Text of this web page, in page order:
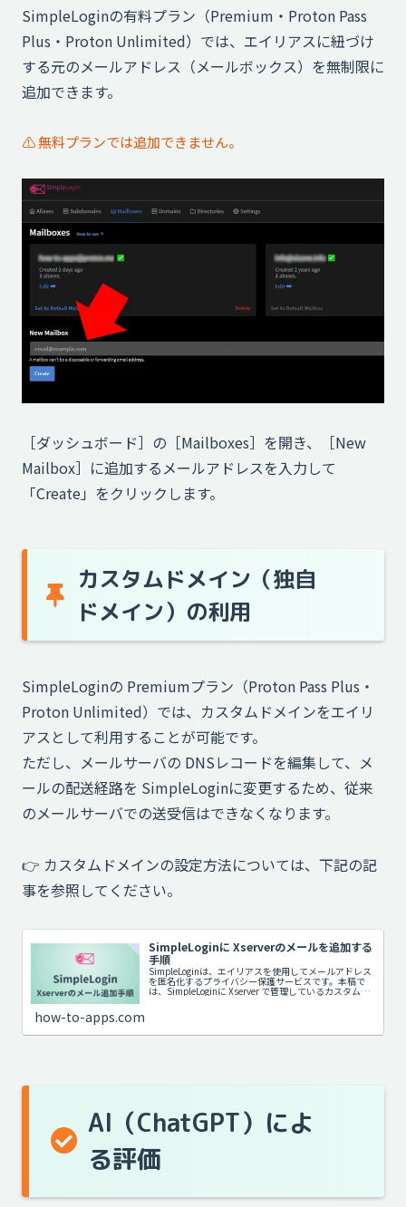
SimpleLoginの有料プラン（Premium・Proton Pass
Plus・Proton Unlimited）では、エイリアスに紐づけ
する元のメールアドレス（メールボックス）を無制限に
追加できます。
⚠️ 無料プランでは追加できません。
［ダッシュボード］の［Mailboxes］を開き、［New
Mailbox］に追加するメールアドレスを入力して
「Create」をクリックします。
カスタムドメイン（独自
ドメイン）の利用
SimpleLoginの Premiumプラン（Proton Pass Plus・
Proton Unlimited）では、カスタムドメインをエイリ
アスとして利用することが可能です。
ただし、メールサーバの DNSレコードを編集して、メ
ールの配送経路を SimpleLoginに変更するため、従来
のメールサーバでの送受信はできなくなります。
👉️ カスタムドメインの設定方法については、下記の記
事を参照してください。
SimpleLoginに Xserverのメールを追加する
手順
SimpleLoginは、エイリアスを使用してメールアドレス
を匿名化するプライバシー保護サービスです。本稿で
は、SimpleLoginに Xserver で管理しているカスタムド
メインを登録し、Proton Mailで送受信するための設定
how-to-apps.com
AI（ChatGPT）によ
る評価